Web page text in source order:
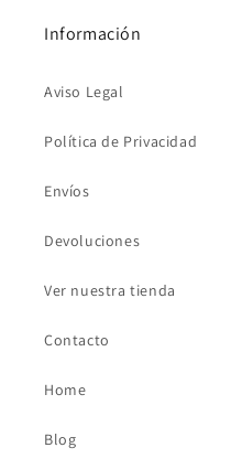
Información
Aviso Legal
Política de Privacidad
Envíos
Devoluciones
Ver nuestra tienda
Contacto
Home
Blog